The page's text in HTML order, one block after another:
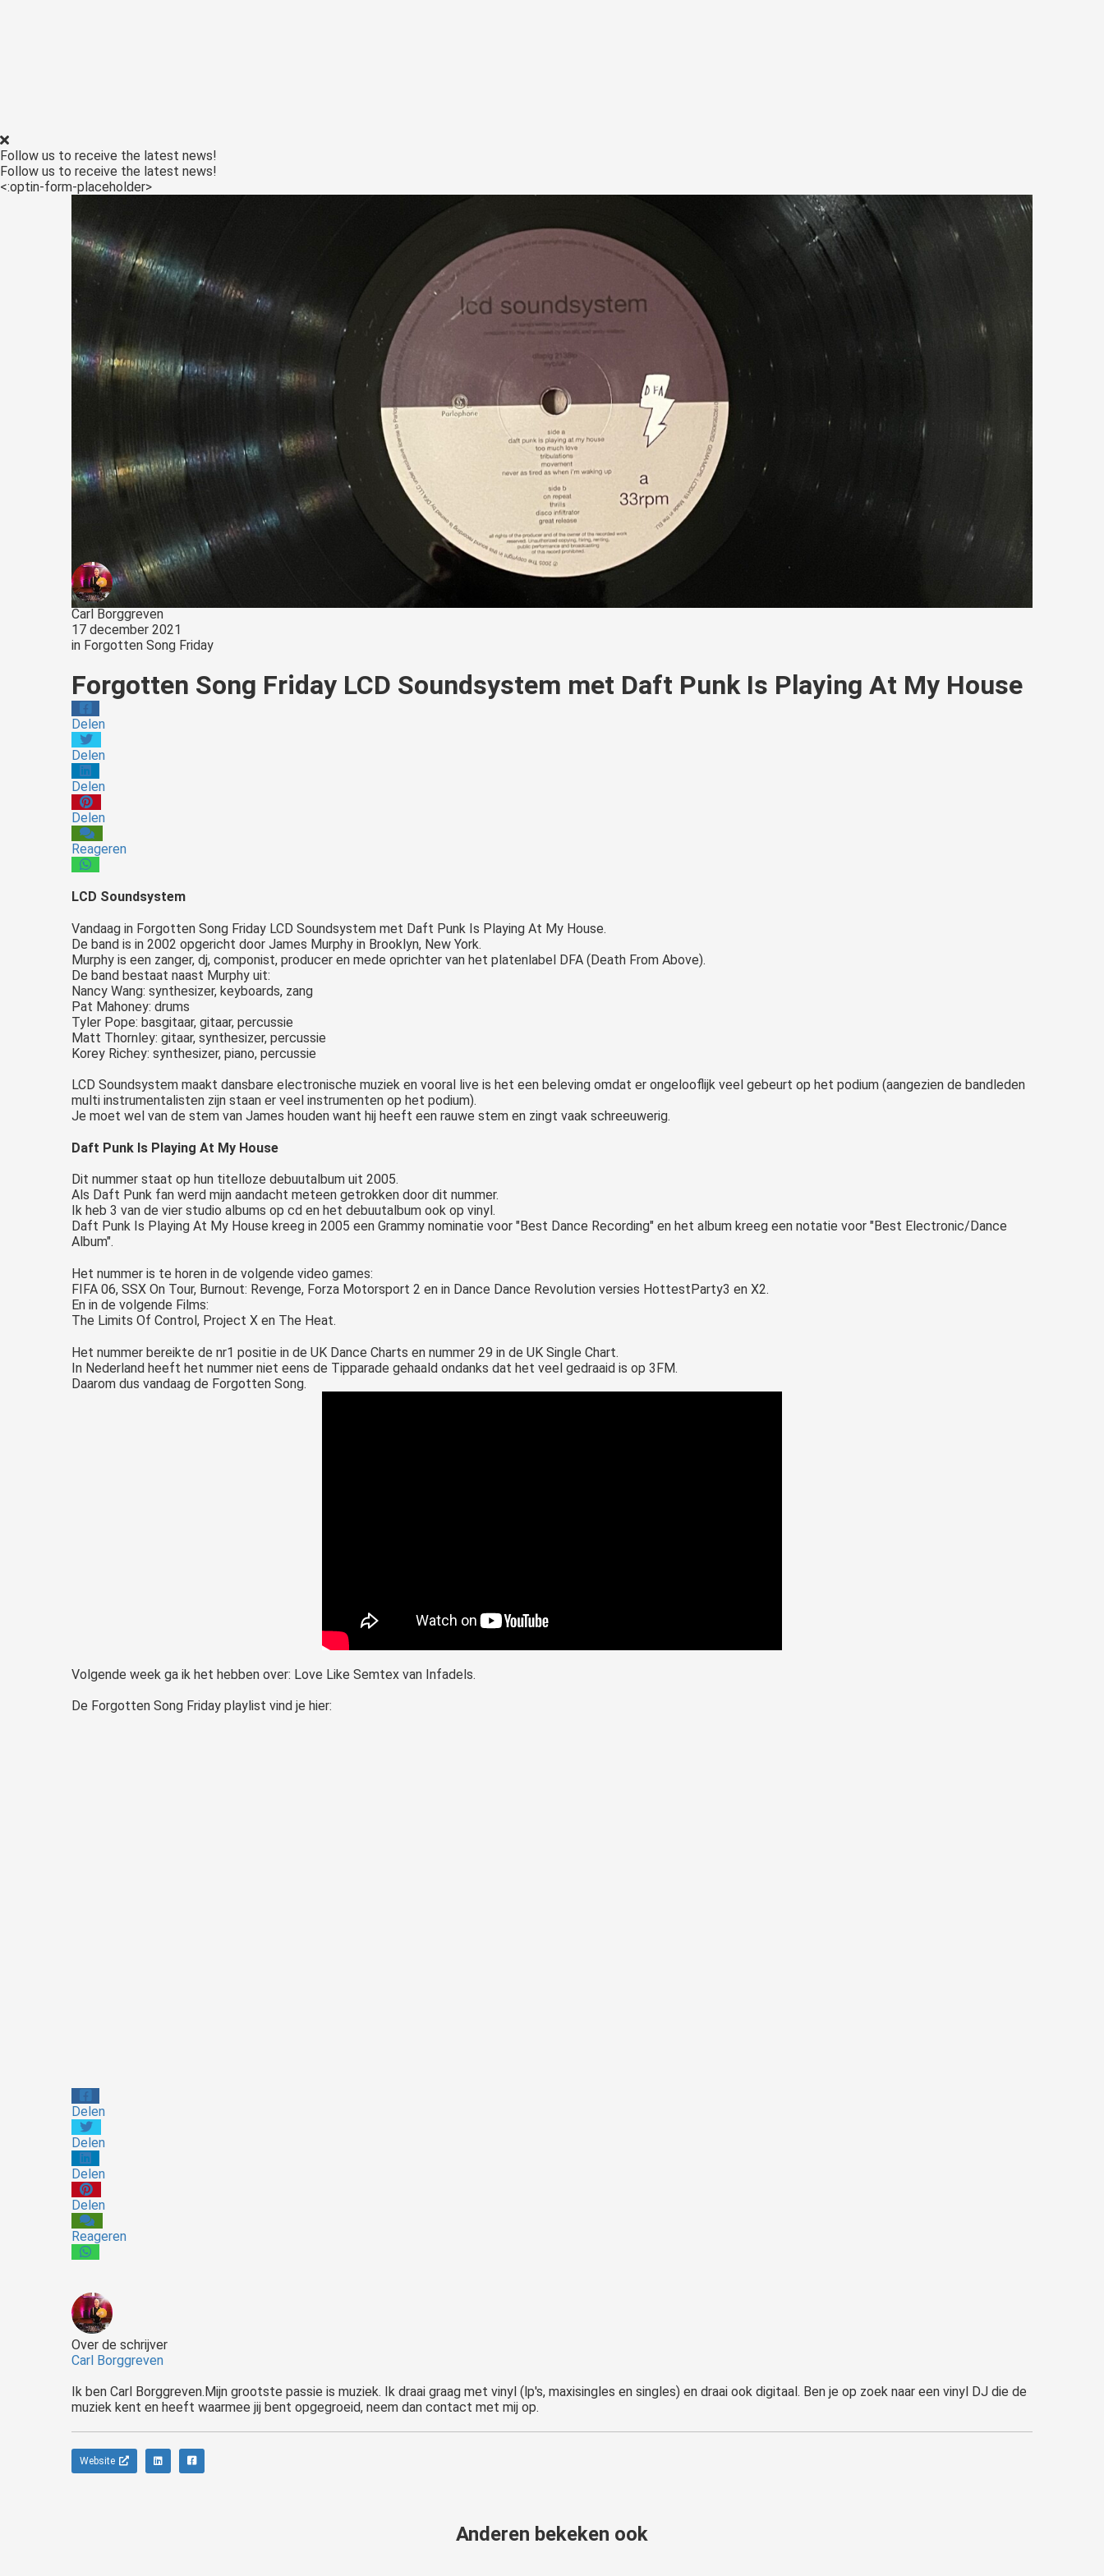
Follow us to receive the latest news!
Follow us to receive the latest news!
<:optin-form-placeholder>
Carl Borggreven
17 december 2021
in Forgotten Song Friday
Forgotten Song Friday LCD Soundsystem met Daft Punk Is Playing At My House
Delen
Delen
Delen
Delen
Reageren
LCD Soundsystem
Vandaag in Forgotten Song Friday LCD Soundsystem met Daft Punk Is Playing At My House.
De band is in 2002 opgericht door James Murphy in Brooklyn, New York.
Murphy is een zanger, dj, componist, producer en mede oprichter van het platenlabel DFA (Death From Above).
De band bestaat naast Murphy uit:
Nancy Wang: synthesizer, keyboards, zang
Pat Mahoney: drums
Tyler Pope: basgitaar, gitaar, percussie
Matt Thornley: gitaar, synthesizer, percussie
Korey Richey: synthesizer, piano, percussie
LCD Soundsystem maakt dansbare electronische muziek en vooral live is het een beleving omdat er ongelooflijk veel gebeurt op het podium (aangezien de bandleden
multi instrumentalisten zijn staan er veel instrumenten op het podium).
Je moet wel van de stem van James houden want hij heeft een rauwe stem en zingt vaak schreeuwerig.
Daft Punk Is Playing At My House
Dit nummer staat op hun titelloze debuutalbum uit 2005.
Als Daft Punk fan werd mijn aandacht meteen getrokken door dit nummer.
Ik heb 3 van de vier studio albums op cd en het debuutalbum ook op vinyl.
Daft Punk Is Playing At My House kreeg in 2005 een Grammy nominatie voor "Best Dance Recording" en het album kreeg een notatie voor "Best Electronic/Dance
Album".
Het nummer is te horen in de volgende video games:
FIFA 06, SSX On Tour, Burnout: Revenge, Forza Motorsport 2 en in Dance Dance Revolution versies HottestParty3 en X2.
En in de volgende Films:
The Limits Of Control, Project X en The Heat.
Het nummer bereikte de nr1 positie in de UK Dance Charts en nummer 29 in de UK Single Chart.
In Nederland heeft het nummer niet eens de Tipparade gehaald ondanks dat het veel gedraaid is op 3FM.
Daarom dus vandaag de Forgotten Song.
Volgende week ga ik het hebben over: Love Like Semtex van Infadels.
De Forgotten Song Friday playlist vind je hier:
Delen
Delen
Delen
Delen
Reageren
Over de schrijver
Carl Borggreven
Ik ben Carl Borggreven.Mijn grootste passie is muziek. Ik draai graag met vinyl (lp's, maxisingles en singles) en draai ook digitaal. Ben je op zoek naar een vinyl DJ die de
muziek kent en heeft waarmee jij bent opgegroeid, neem dan contact met mij op.
Website
Anderen bekeken ook